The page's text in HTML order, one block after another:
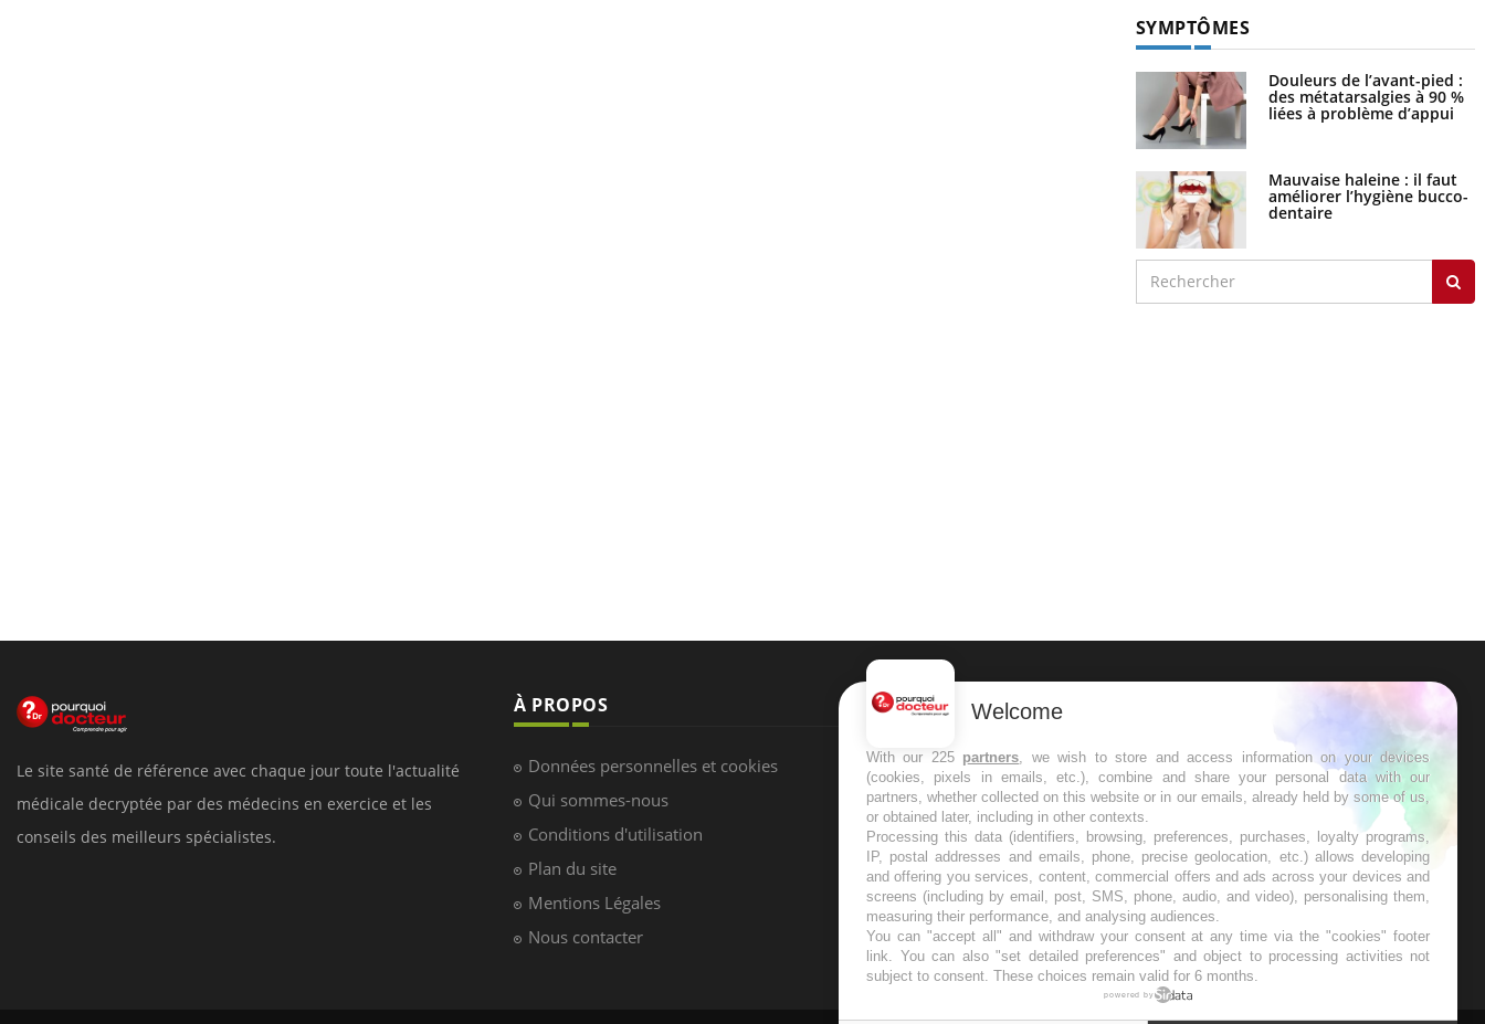
SYMPTÔMES
Douleurs de l’avant-pied :
des métatarsalgies à 90 %
liées à problème d’appui
Mauvaise haleine : il faut
améliorer l’hygiène bucco-
dentaire
Le site santé de référence avec chaque jour toute l'actualité
médicale decryptée par des médecins en exercice et les
conseils des meilleurs spécialistes.
À PROPOS
Données personnelles et cookies
Qui sommes-nous
Conditions d'utilisation
Plan du site
Mentions Légales
Nous contacter
NEWSLETTER
Recevez toutes les semaines les meilleures
infos santé
S'INSCRIRE
Welcome
With our 225 partners, we wish to store and access information on your devices
(cookies, pixels in emails, etc.), combine and share your personal data with our
partners, whether collected on this website or in our emails, already held by some of us,
or obtained later, including in other contexts.
Processing this data (identifiers, browsing, preferences, purchases, loyalty programs,
IP, postal addresses and emails, phone, precise geolocation, etc.) allows developing
and offering you services, content, commercial offers and ads across your devices and
screens (including by email, post, SMS, phone, audio, and video), personalising them,
measuring their performance, and analysing audiences.
You can "accept all" and withdraw your consent at any time via the "cookies" footer
link. You can also "set detailed preferences" and object to processing activities not
subject to consent. These choices remain valid for 6 months.
powered by